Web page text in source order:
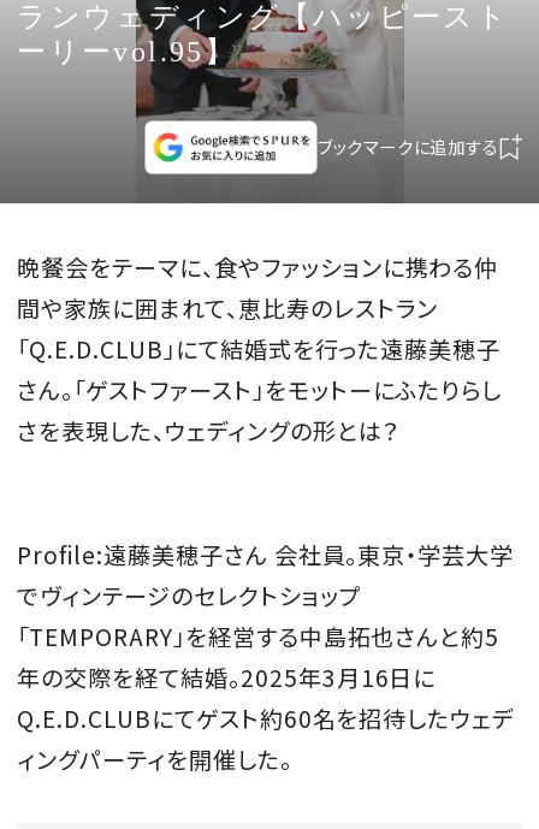
CELEBRITY
COLLECTION
WEDDING
FORTUNE
SDGs
MAGAZINE
Log in or Sign up
SPUR読者のためのメンバーシッププログラム
「The SPUR Club」。便利な機能と特典を無料で楽し
ログイン・新規会員登録
ランウェディング【ハッピースト
ーリーvol.95】
ブックマークに追加する
晩餐会をテーマに、食やファッションに携わる仲
間や家族に囲まれて、恵比寿のレストラン
「Q.E.D.CLUB」にて結婚式を行った遠藤美穂子
さん。「ゲストファースト」をモットーにふたりらし
さを表現した、ウェディングの形とは？
Profile:遠藤美穂子さん 会社員。東京・学芸大学
でヴィンテージのセレクトショップ
「TEMPORARY」を経営する中島拓也さんと約5
年の交際を経て結婚。2025年3月16日に
Q.E.D.CLUBにてゲスト約60名を招待したウェデ
ィングパーティを開催した。